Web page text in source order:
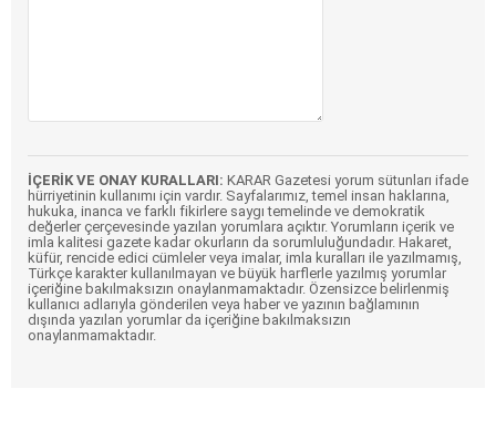
İÇERİK VE ONAY KURALLARI: KARAR Gazetesi yorum sütunları ifade
hürriyetinin kullanımı için vardır. Sayfalarımız, temel insan haklarına,
hukuka, inanca ve farklı fikirlere saygı temelinde ve demokratik
değerler çerçevesinde yazılan yorumlara açıktır. Yorumların içerik ve
imla kalitesi gazete kadar okurların da sorumluluğundadır. Hakaret,
küfür, rencide edici cümleler veya imalar, imla kuralları ile yazılmamış,
Türkçe karakter kullanılmayan ve büyük harflerle yazılmış yorumlar
içeriğine bakılmaksızın onaylanmamaktadır. Özensizce belirlenmiş
kullanıcı adlarıyla gönderilen veya haber ve yazının bağlamının
dışında yazılan yorumlar da içeriğine bakılmaksızın
onaylanmamaktadır.